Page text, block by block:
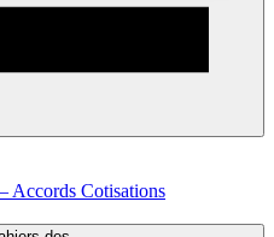
Accords Cotisations